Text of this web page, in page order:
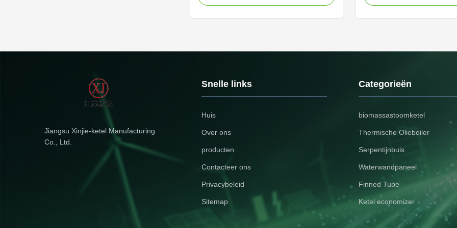
Product Overview The serpentine tube
performance in high-pressure systems.
Corrosiebestendige,
voor warmtewisselaars en
Gelaste of naadloze
Jiangsu Xinjie-ketel Manufacturing
Co., Ltd.
Snelle links
Huis
Over ons
producten
Contacteer ons
Privacybeleid
Sitemap
Categorieën
biomassastoomketel
Thermische Olieboiler
Serpentijnbuis
Waterwandpaneel
Finned Tube
Ketel economizer